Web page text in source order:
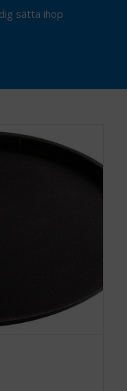
sätta ihop